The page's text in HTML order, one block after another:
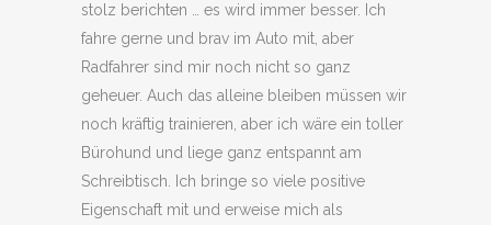
stolz berichten … es wird immer besser. Ich
fahre gerne und brav im Auto mit, aber
Radfahrer sind mir noch nicht so ganz
geheuer. Auch das alleine bleiben müssen wir
noch kräftig trainieren, aber ich wäre ein toller
Bürohund und liege ganz entspannt am
Schreibtisch. Ich bringe so viele positive
Eigenschaft mit und erweise mich als